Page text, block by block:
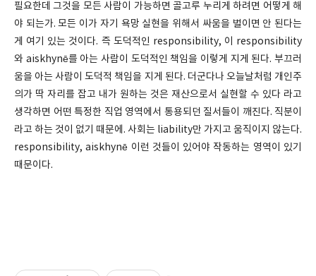
필요한데 그것을 모든 사람이 가능하면 골고루 누리게 하려면 어떻게 해
야 되는가. 모든 이가 자기 욕망 실현을 위해서 싸움을 벌이면 안 된다는
게 여기 있는 것이다. 즉 도덕적인 responsibility, 이 responsibility
와 aiskhynē를 아는 사람이 도덕적인 책임을 이렇게 지게 된다. 부끄러
움을 아는 사람이 도덕적 책임을 지게 된다. 더군다나 오늘날처럼 개인주
의가 딱 자리를 잡고 내가 원하는 것은 재산으로서 실현할 수 있다 라고
생각하면 어떤 특정한 직업 영역에서 통용되던 질서들이 깨진다. 직분이
라고 하는 것이 없기 때문에. 사회는 liability만 가지고 움직이지 않는다.
responsibility, aiskhynē 이런 것들이 있어야 작동하는 영역이 있기
때문이다.